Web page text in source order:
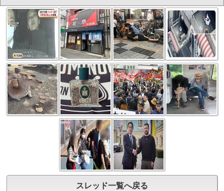
スレッド一覧へ戻る